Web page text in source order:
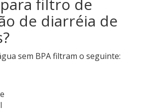
filtro de
de diarréia de
sem BPA filtram o seguinte: